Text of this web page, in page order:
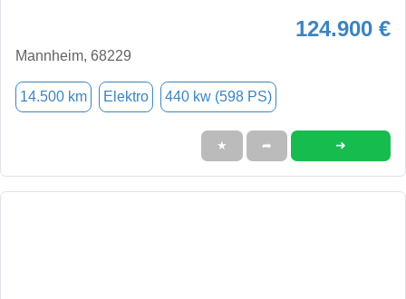
124.900 €
Mannheim, 68229
14.500 km Elektro 440 kw (598 PS)
★ ➦ ➜